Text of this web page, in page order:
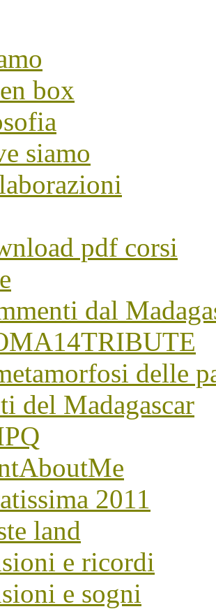
box
siamo
pdf corsi
dal
delle
del Madagascar
2011
land
e ricordi
e sogni